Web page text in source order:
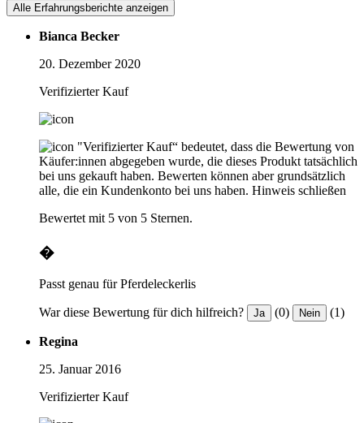
Alle Erfahrungsberichte anzeigen
Bianca Becker
20. Dezember 2020
Verifizierter Kauf
"Verifizierter Kauf“ bedeutet, dass die Bewertung von
Käufer:innen abgegeben wurde, die dieses Produkt tatsächlich
bei uns gekauft haben. Bewerten können aber grundsätzlich
alle, die ein Kundenkonto bei uns haben. Hinweis schließen
Bewertet mit 5 von 5 Sternen.
�
Passt genau für Pferdeleckerlis
War diese Bewertung für dich hilfreich? Ja (0) Nein (1)
Regina
25. Januar 2016
Verifizierter Kauf